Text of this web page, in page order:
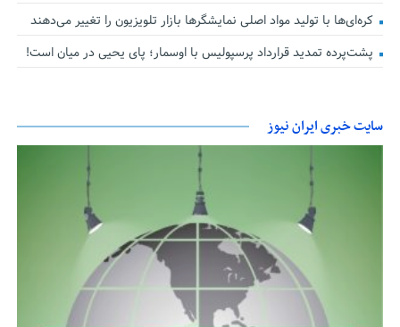
کره‌ای‌ها با تولید مواد اصلی نمایشگرها بازار تلویزیون را تغییر می‌دهند
پشت‌پرده تمدید قرارداد پرسپولیس با اوسمار؛ پای یحیی در میان است!
سایت خبری ایران نیوز